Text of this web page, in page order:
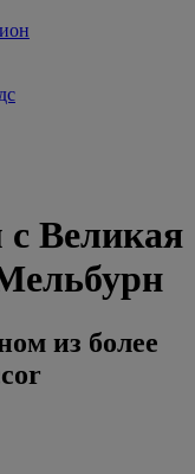
Великая
из более